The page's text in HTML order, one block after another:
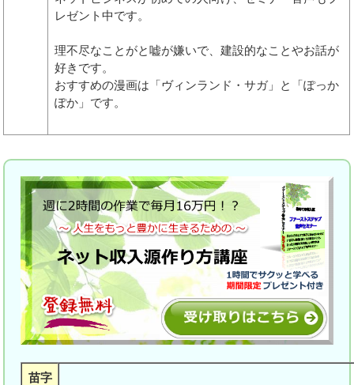
レゼント中です。
理不尽なことがと嘘が嫌いで、建設的なことやお話が
好きです。
おすすめの漫画は「ヴィンランド・サガ」と「ぽっか
ぽか」です。
苗字